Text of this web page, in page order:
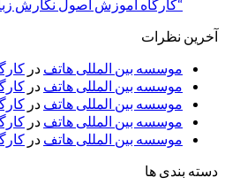
“کارگاه آموزش اصول نگارش
آخرین نظرات
موسسه بین المللی هاتف در
موسسه بین المللی هاتف در
موسسه بین المللی هاتف در
موسسه بین المللی هاتف در
موسسه بین المللی هاتف در
دسته بندی ها